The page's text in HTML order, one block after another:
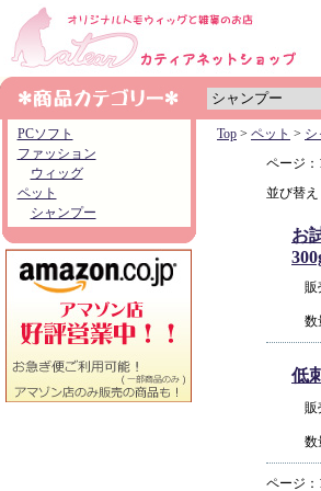
PCソフト
ファッション
ウィッグ
ペット
シャンプー
Top > ペット > シ
ページ：
並び替
お
販
数
低
販
数
ページ：